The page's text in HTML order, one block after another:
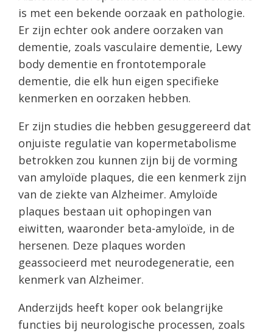
is met een bekende oorzaak en pathologie.
Er zijn echter ook andere oorzaken van
dementie, zoals vasculaire dementie, Lewy
body dementie en frontotemporale
dementie, die elk hun eigen specifieke
kenmerken en oorzaken hebben.
Er zijn studies die hebben gesuggereerd dat
onjuiste regulatie van kopermetabolisme
betrokken zou kunnen zijn bij de vorming
van amyloïde plaques, die een kenmerk zijn
van de ziekte van Alzheimer. Amyloïde
plaques bestaan uit ophopingen van
eiwitten, waaronder beta-amyloïde, in de
hersenen. Deze plaques worden
geassocieerd met neurodegeneratie, een
kenmerk van Alzheimer.
Anderzijds heeft koper ook belangrijke
functies bij neurologische processen, zoals